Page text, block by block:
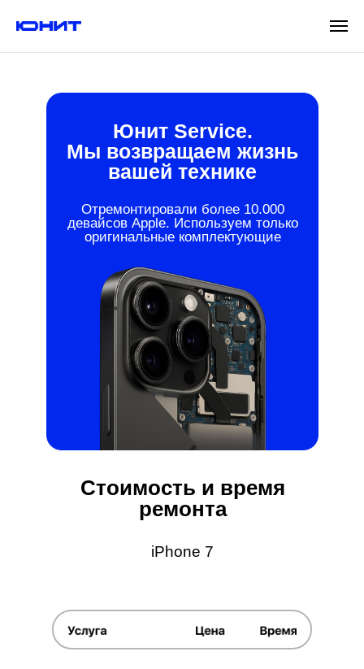
Стоимость и время
ремонта
Юнит Service.
Мы возвращаем жизнь
вашей технике
Отремонтировали более 10.000
девайсов Apple. Используем только
оригинальные комплектующие
iPhone 7